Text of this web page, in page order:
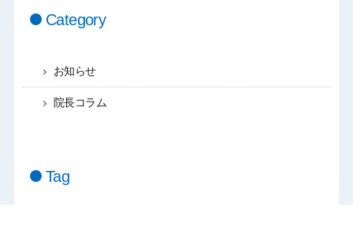
Category
お知らせ
院長コラム
Tag